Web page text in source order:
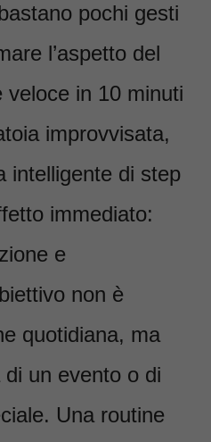
pochi gesti
l’aspetto del
in 10 minuti
improvvisata,
intelligente di step
immediato:
e
non è
quotidiana, ma
un evento o di
Una routine